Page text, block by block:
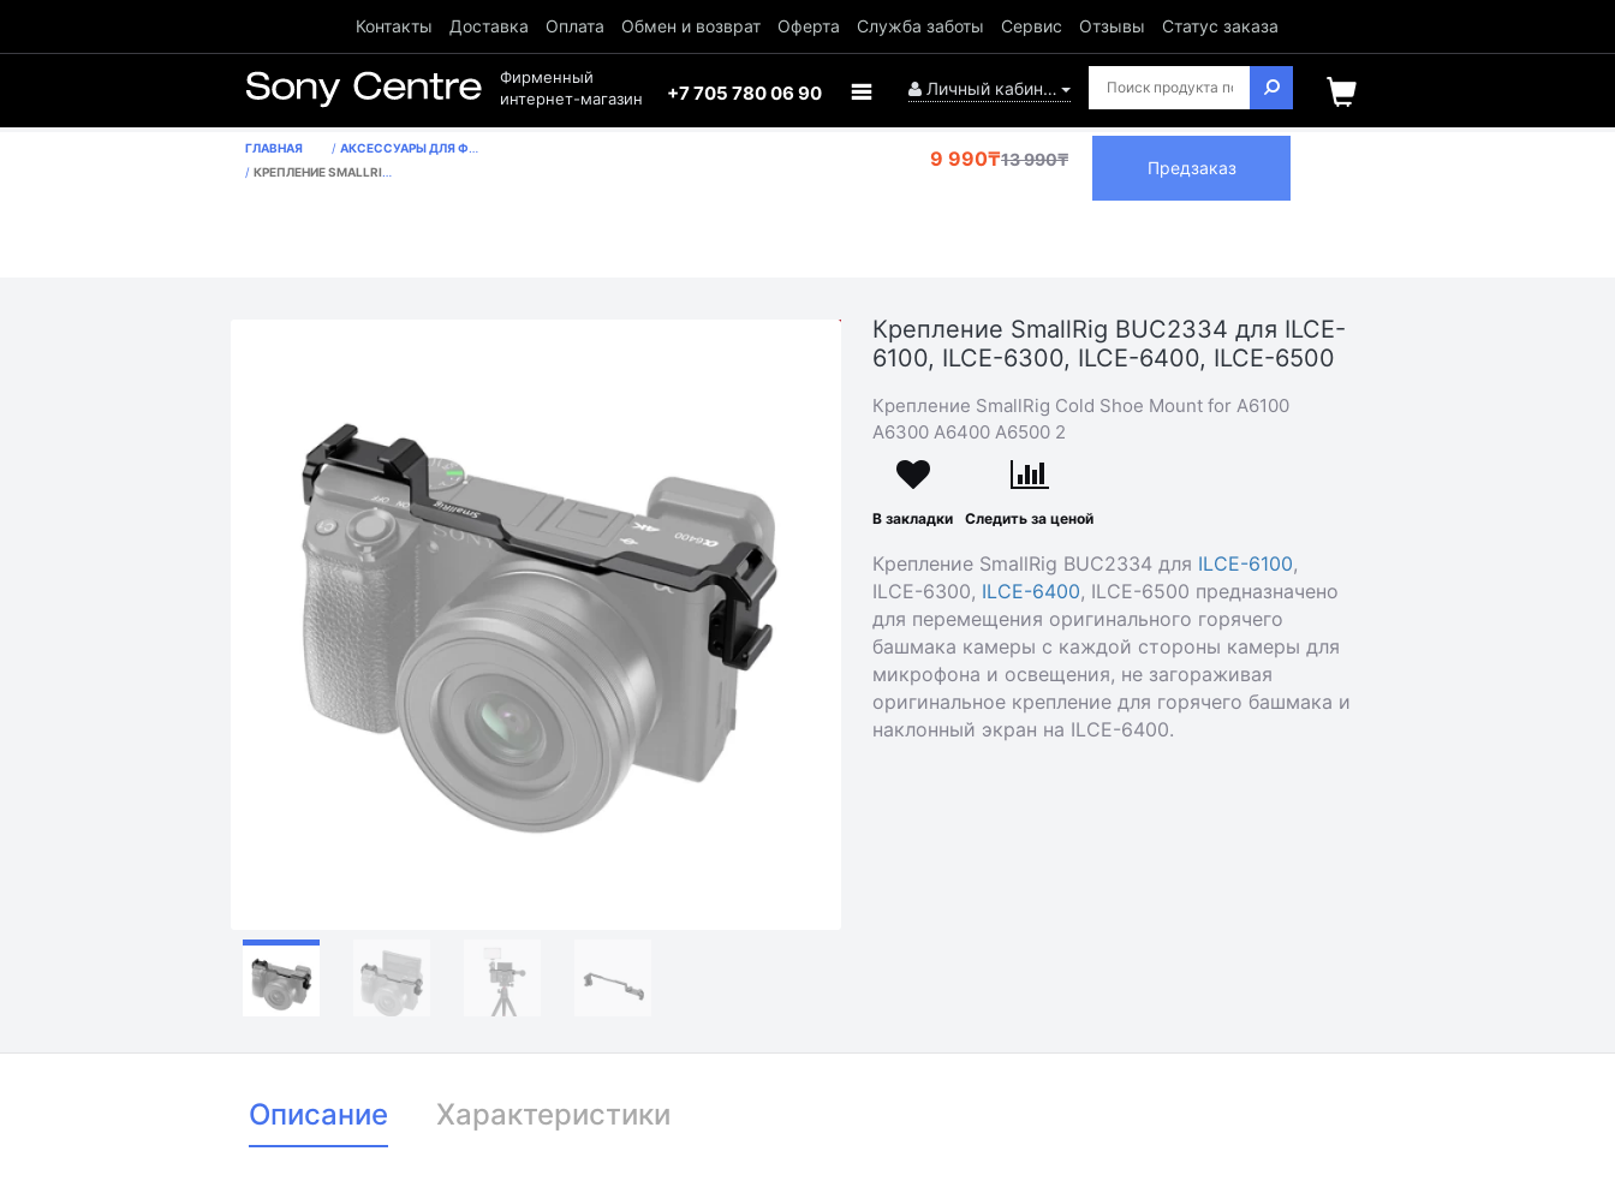
Контакты Доставка Оплата Обмен и возврат Оферта Служба заботы Сервис Отзывы Статус заказа
Фирменный
интернет-магазин
+7 705 780 06 90 Личный кабинет
ГЛАВНАЯ
АКСЕССУАРЫ ДЛЯ ФОТО И ВИДЕО
КРЕПЛЕНИЕ SMALLRIG BUC2334 ДЛЯ ILCE-6100, ILCE-6300, ILCE-6400, ILCE-6500
9 990₸13 990₸ Предзаказ
Крепление SmallRig BUC2334 для ILCE-
6100, ILCE-6300, ILCE-6400, ILCE-6500
Крепление SmallRig Cold Shoe Mount for A6100
A6300 A6400 A6500 2
В закладки Следить за ценой
Крепление SmallRig BUC2334 для ILCE-6100,
ILCE-6300, ILCE-6400, ILCE-6500 предназначено
для перемещения оригинального горячего
башмака камеры с каждой стороны камеры для
микрофона и освещения, не загораживая
оригинальное крепление для горячего башмака и
наклонный экран на ILCE-6400.
Описание Характеристики